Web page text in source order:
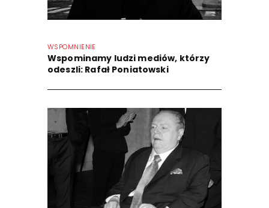
WSPOMNIENIE
Wspominamy ludzi mediów, którzy
odeszli: Rafał Poniatowski